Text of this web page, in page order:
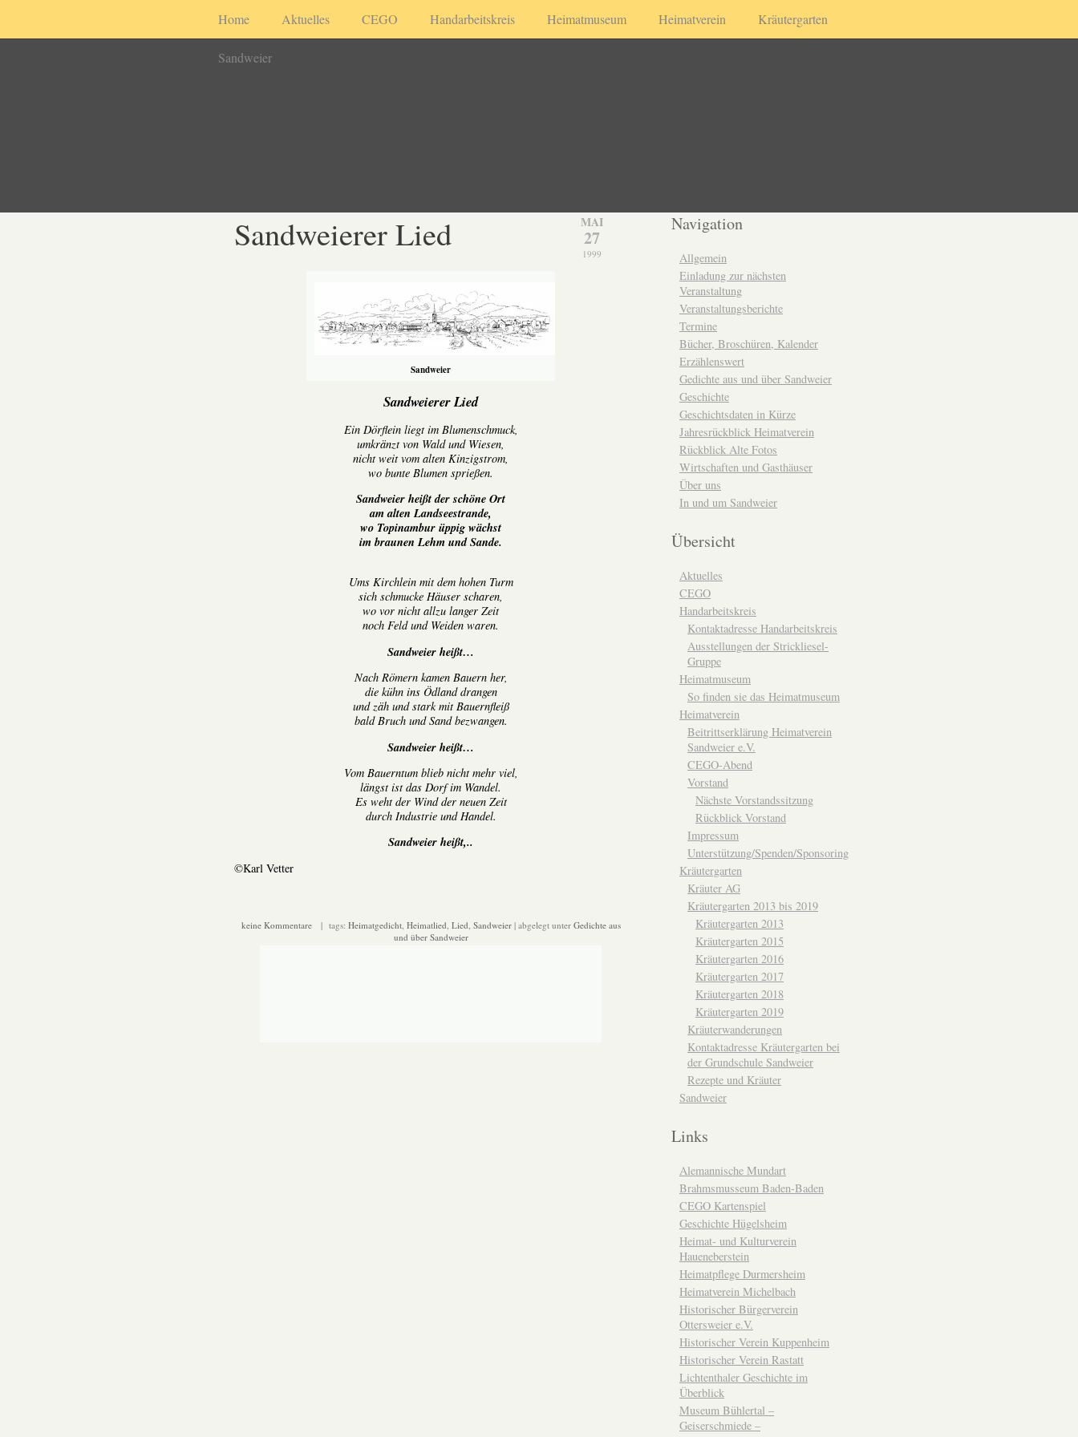
Home Aktuelles CEGO Handarbeitskreis Heimatmuseum Heimatverein Kräutergarten
Sandweier
MAI
27
1999
Sandweierer Lied
Sandweier
Sandweierer Lied
Ein Dörflein liegt im Blumenschmuck,
umkränzt von Wald und Wiesen,
nicht weit vom alten Kinzigstrom,
wo bunte Blumen sprießen.
Sandweier heißt der schöne Ort
am alten Landseestrande,
wo Topinambur üppig wächst
im braunen Lehm und Sande.
Ums Kirchlein mit dem hohen Turm
sich schmucke Häuser scharen,
wo vor nicht allzu langer Zeit
noch Feld und Weiden waren.
Sandweier heißt…
Nach Römern kamen Bauern her,
die kühn ins Ödland drangen
und zäh und stark mit Bauernfleiß
bald Bruch und Sand bezwangen.
Sandweier heißt…
Vom Bauerntum blieb nicht mehr viel,
längst ist das Dorf im Wandel.
Es weht der Wind der neuen Zeit
durch Industrie und Handel.
Sandweier heißt,..
©Karl Vetter
keine Kommentare| tags: Heimatgedicht, Heimatlied, Lied, Sandweier| abgelegt unter Gedichte aus
und über Sandweier
Navigation
Allgemein
Einladung zur nächsten
Veranstaltung
Veranstaltungsberichte
Termine
Bücher, Broschüren, Kalender
Erzählenswert
Gedichte aus und über Sandweier
Geschichte
Geschichtsdaten in Kürze
Jahresrückblick Heimatverein
Rückblick Alte Fotos
Wirtschaften und Gasthäuser
Über uns
In und um Sandweier
Übersicht
Aktuelles
CEGO
Handarbeitskreis
Kontaktadresse Handarbeitskreis
Ausstellungen der Strickliesel-
Gruppe
Heimatmuseum
So finden sie das Heimatmuseum
Heimatverein
Beitrittserklärung Heimatverein
Sandweier e.V.
CEGO-Abend
Vorstand
Nächste Vorstandssitzung
Rückblick Vorstand
Impressum
Unterstützung/Spenden/Sponsoring
Kräutergarten
Kräuter AG
Kräutergarten 2013 bis 2019
Kräutergarten 2013
Kräutergarten 2015
Kräutergarten 2016
Kräutergarten 2017
Kräutergarten 2018
Kräutergarten 2019
Kräuterwanderungen
Kontaktadresse Kräutergarten bei
der Grundschule Sandweier
Rezepte und Kräuter
Sandweier
Links
Alemannische Mundart
Brahmsmusseum Baden-Baden
CEGO Kartenspiel
Geschichte Hügelsheim
Heimat- und Kulturverein
Haueneberstein
Heimatpflege Durmersheim
Heimatverein Michelbach
Historischer Bürgerverein
Ottersweier e.V.
Historischer Verein Kuppenheim
Historischer Verein Rastatt
Lichtenthaler Geschichte im
Überblick
Museum Bühlertal –
Geiserschmiede –